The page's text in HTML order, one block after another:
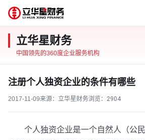
立华星财务
中国领先的360度企业服务机构
注册个人独资企业的条件有哪些
2017-11-09来源：立华星财务浏览： 2904
个人独资企业是一个自然人（公民